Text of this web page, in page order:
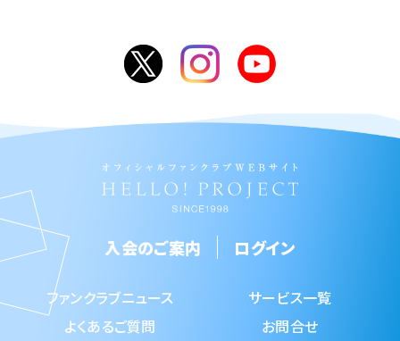
入会のご案内 ログイン
ファンクラブニュース
サービス一覧
よくあるご質問
お問合せ